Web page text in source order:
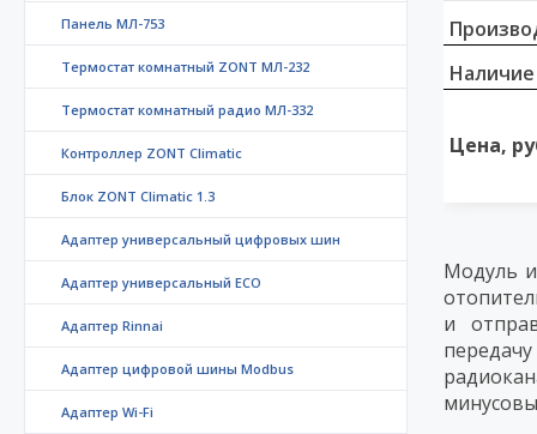
Панель МЛ-753
Термостат комнатный ZONT МЛ-232
Термостат комнатный радио МЛ-332
Контроллер ZONT Climatic
Блок ZONT Climatic 1.3
Адаптер универсальный цифровых шин
Адаптер универсальный ECO
Адаптер Rinnai
Адаптер цифровой шины Modbus
Адаптер Wi-Fi
Наличие
Цена,
Модуль
и